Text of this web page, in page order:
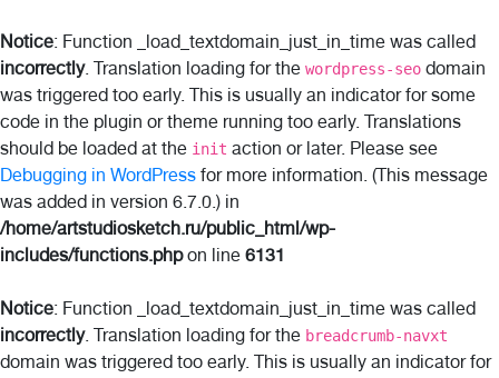
Notice: Function _load_textdomain_just_in_time was called
incorrectly. Translation loading for the wordpress-seo domain
was triggered too early. This is usually an indicator for some
code in the plugin or theme running too early. Translations
should be loaded at the init action or later. Please see
Debugging in WordPress for more information. (This message
was added in version 6.7.0.) in
/home/artstudiosketch.ru/public_html/wp-
includes/functions.phpon line 6131
Notice: Function _load_textdomain_just_in_time was called
incorrectly. Translation loading for the breadcrumb-navxt
domain was triggered too early. This is usually an indicator for